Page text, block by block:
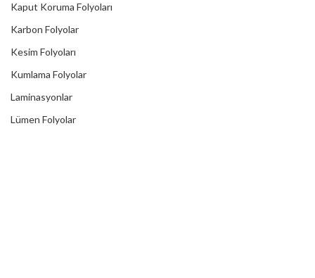
Kaput Koruma Folyoları
Karbon Folyolar
Kesim Folyoları
Kumlama Folyolar
Laminasyonlar
Lümen Folyolar